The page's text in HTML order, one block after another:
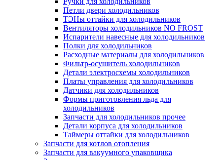
Петли двери холодильников
ТЭНы оттайки для холодильников
Вентиляторы холодильников NO FROST
Испарители навесные для холодильников
Полки для холодильников
Расходные материалы для холодильников
Фильтр-осушитель холодильников
Детали электросхемы холодильников
Платы управления для холодильников
Датчики для холодильников
Формы приготовления льда для
холодильников
Запчасти для холодильников прочее
Детали корпуса для холодильников
Таймеры оттайки для холодильников
Запчасти для котлов отопления
Запчасти для вакуумного упаковщика